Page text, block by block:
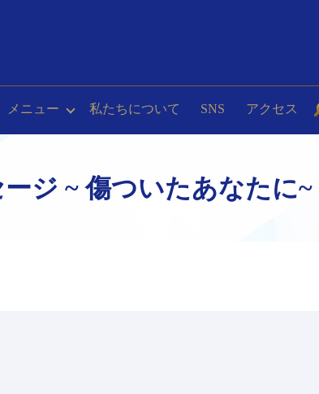
メニュー 私たちについて SNS アクセス
ジ ~ 傷ついたあなたに~